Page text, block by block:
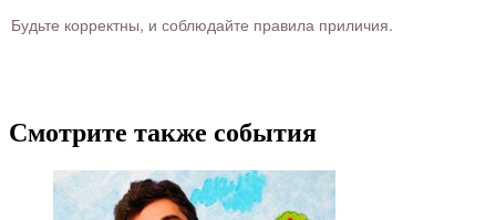
Будьте корректны, и соблюдайте правила приличия.
Смотрите также события